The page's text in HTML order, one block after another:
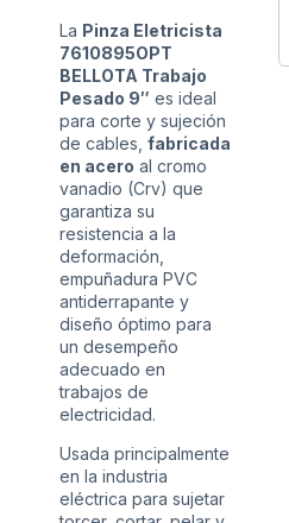
La Pinza Eletricista
7610895OPT
BELLOTA Trabajo
Pesado 9″ es ideal
para corte y sujeción
de cables, fabricada
en acero al cromo
vanadio (Crv) que
garantiza su
resistencia a la
deformación,
empuñadura PVC
antiderrapante y
diseño óptimo para
un desempeño
adecuado en
trabajos de
electricidad.
Usada principalmente
en la industria
eléctrica para sujetar